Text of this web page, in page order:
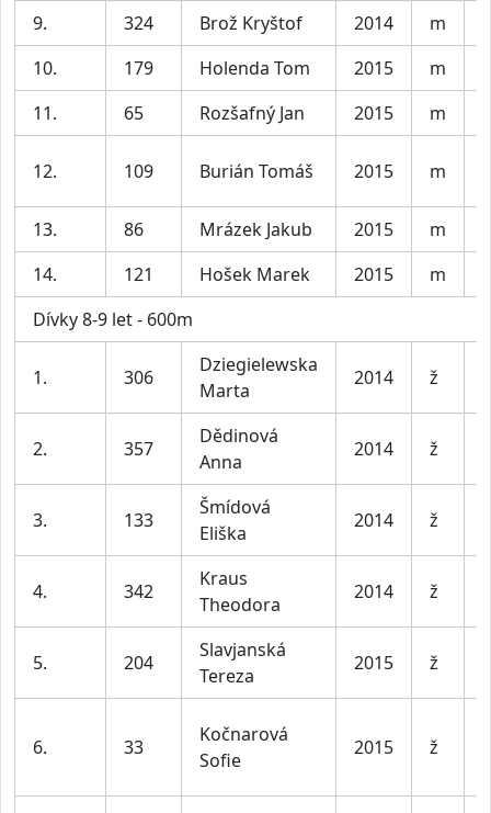
9. 324 Brož Kryštof 2014 m
10.
179 Holenda Tom 2015 m
11.
65 Rozšafný Jan 2015 m
12. 109 Burián Tomáš 2015 m
13. 86 Mrázek Jakub 2015 m
14.
121 Hošek Marek 2015 m
Dívky 8-9 let - 600m
1. 306
Dziegielewska
Marta
2014 ž
2. 357
Dědinová
Anna
2014 ž
3. 133
Šmídová
Eliška
2014 ž
4. 342
Kraus
Theodora
2014 ž
5. 204
Slavjanská
Tereza
2015 ž
6. 33
Kočnarová
Sofie
2015 ž